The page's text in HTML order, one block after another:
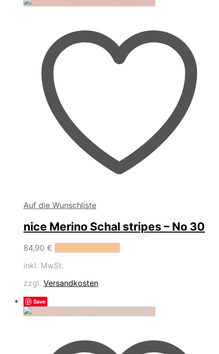
Auf die Wunschliste
nice Merino Schal stripes – No 30
84,90 €
inkl. MwSt.
zzgl. Versandkosten
Save